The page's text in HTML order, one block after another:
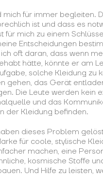
mich für immer begleiten.
ist und dass es
für mich zu einem
Entscheidungen
oft daran, dass wenn
hätte, könnte er am
solche Kleidung zu
gehen, das Gerät
Die Leute werden kein
und das
der Kleidung befinden.
dieses Problem
für coole, stylische
machen, eine
kosmische Stoffe
Und Hilfe zu leisten,